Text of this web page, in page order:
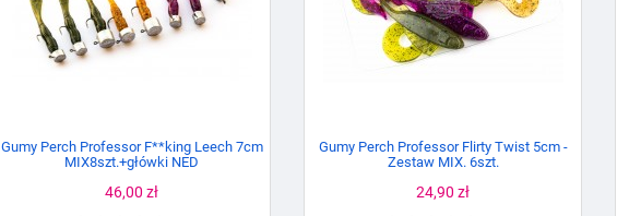
Gumy Perch Professor F**king Leech 7cm
MIX8szt.+główki NED
Cena
46,00 zł
Gumy Perch Professor Flirty Twist 5cm -
Zestaw MIX. 6szt.
Cena
24,90 zł